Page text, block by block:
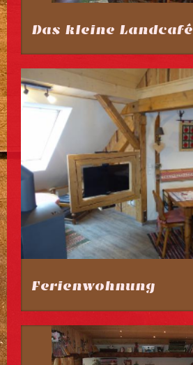
Das kleine Landcafé
Ferienwohnung